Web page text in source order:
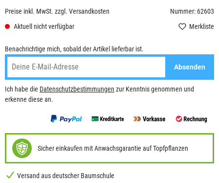
Preise inkl. MwSt. zzgl. Versandkosten
Nummer: 62603
Aktuell nicht verfügbar
Merkliste
Benachrichtige mich, sobald der Artikel lieferbar ist.
Absenden
Ich habe die Datenschutzbestimmungen zur Kenntnis genommen und
erkenne diese an.
Sicher einkaufen mit Anwachsgarantie auf Topfpflanzen
Versand aus deutscher Baumschule